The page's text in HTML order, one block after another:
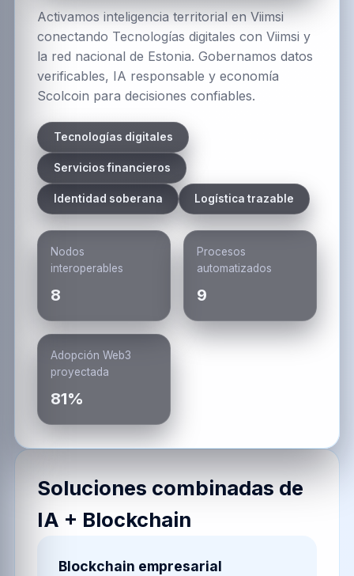
Activamos inteligencia territorial en Viimsi
conectando Tecnologías digitales con Viimsi y
la red nacional de Estonia. Gobernamos datos
verificables, IA responsable y economía
Scolcoin para decisiones confiables.
Tecnologías digitales
Servicios financieros
Identidad soberana Logística trazable
Nodos
interoperables
8
Procesos
automatizados
9
Adopción Web3
proyectada
81%
Soluciones combinadas de
IA + Blockchain
Blockchain empresarial